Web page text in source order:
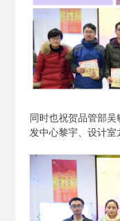
同时也祝贺品管部
发中心黎宇、设计室